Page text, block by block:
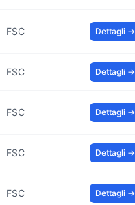
FSC Dettagli →
FSC Dettagli →
FSC Dettagli →
FSC Dettagli →
FSC Dettagli →